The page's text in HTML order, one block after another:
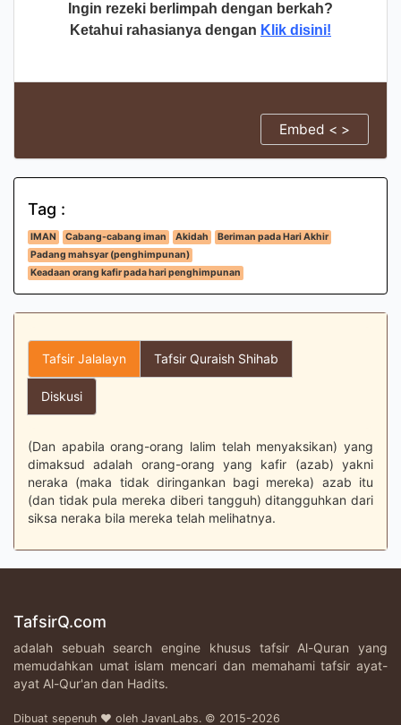
Ingin rezeki berlimpah dengan berkah?
Ketahui rahasianya dengan Klik disini!
Embed < >
Tag :
IMAN Cabang-cabang iman Akidah
Beriman pada Hari Akhir
Padang mahsyar (penghimpunan)
Keadaan orang kafir pada hari penghimpunan
Tafsir Jalalayn Tafsir Quraish Shihab
Diskusi
(Dan apabila orang-orang lalim telah menyaksikan) yang
dimaksud adalah orang-orang yang kafir (azab) yakni
neraka (maka tidak diringankan bagi mereka) azab itu
(dan tidak pula mereka diberi tangguh) ditangguhkan dari
siksa neraka bila mereka telah melihatnya.
TafsirQ.com
adalah sebuah search engine khusus tafsir Al-Quran yang
memudahkan umat islam mencari dan memahami tafsir ayat-
ayat Al-Qur'an dan Hadits.
Dibuat sepenuh ♥ oleh JavanLabs. © 2015-2026